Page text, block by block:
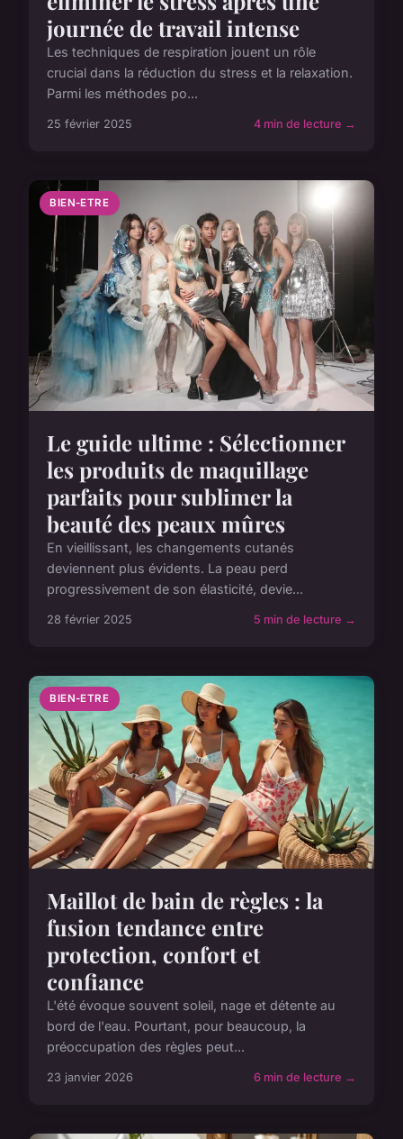
journée de travail intense
Les techniques de respiration jouent un rôle
crucial dans la réduction du stress et la relaxation.
Parmi les méthodes po...
25 février 2025 4 min de lecture →
BIEN-ETRE
Le guide ultime : Sélectionner
les produits de maquillage
parfaits pour sublimer la
beauté des peaux mûres
En vieillissant, les changements cutanés
deviennent plus évidents. La peau perd
progressivement de son élasticité, devie...
28 février 2025 5 min de lecture →
BIEN-ETRE
Maillot de bain de règles : la
fusion tendance entre
protection, confort et
confiance
L'été évoque souvent soleil, nage et détente au
bord de l'eau. Pourtant, pour beaucoup, la
préoccupation des règles peut...
23 janvier 2026 6 min de lecture →